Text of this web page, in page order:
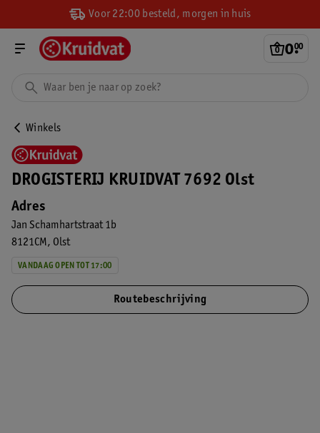
Voor 22:00 besteld, morgen in huis
0.
00
Winkels
DROGISTERIJ KRUIDVAT 7692 Olst
Adres
Jan Schamhartstraat 1b
8121CM
Olst
VANDAAG OPEN TOT 17:00
Routebeschrijving